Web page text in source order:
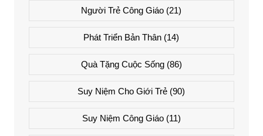
Người Trẻ Công Giáo (21)
Phát Triển Bản Thân (14)
Quà Tặng Cuộc Sống(86)
Suy Niệm Cho Giới Trẻ (90)
Suy Niệm Công Giáo(11)